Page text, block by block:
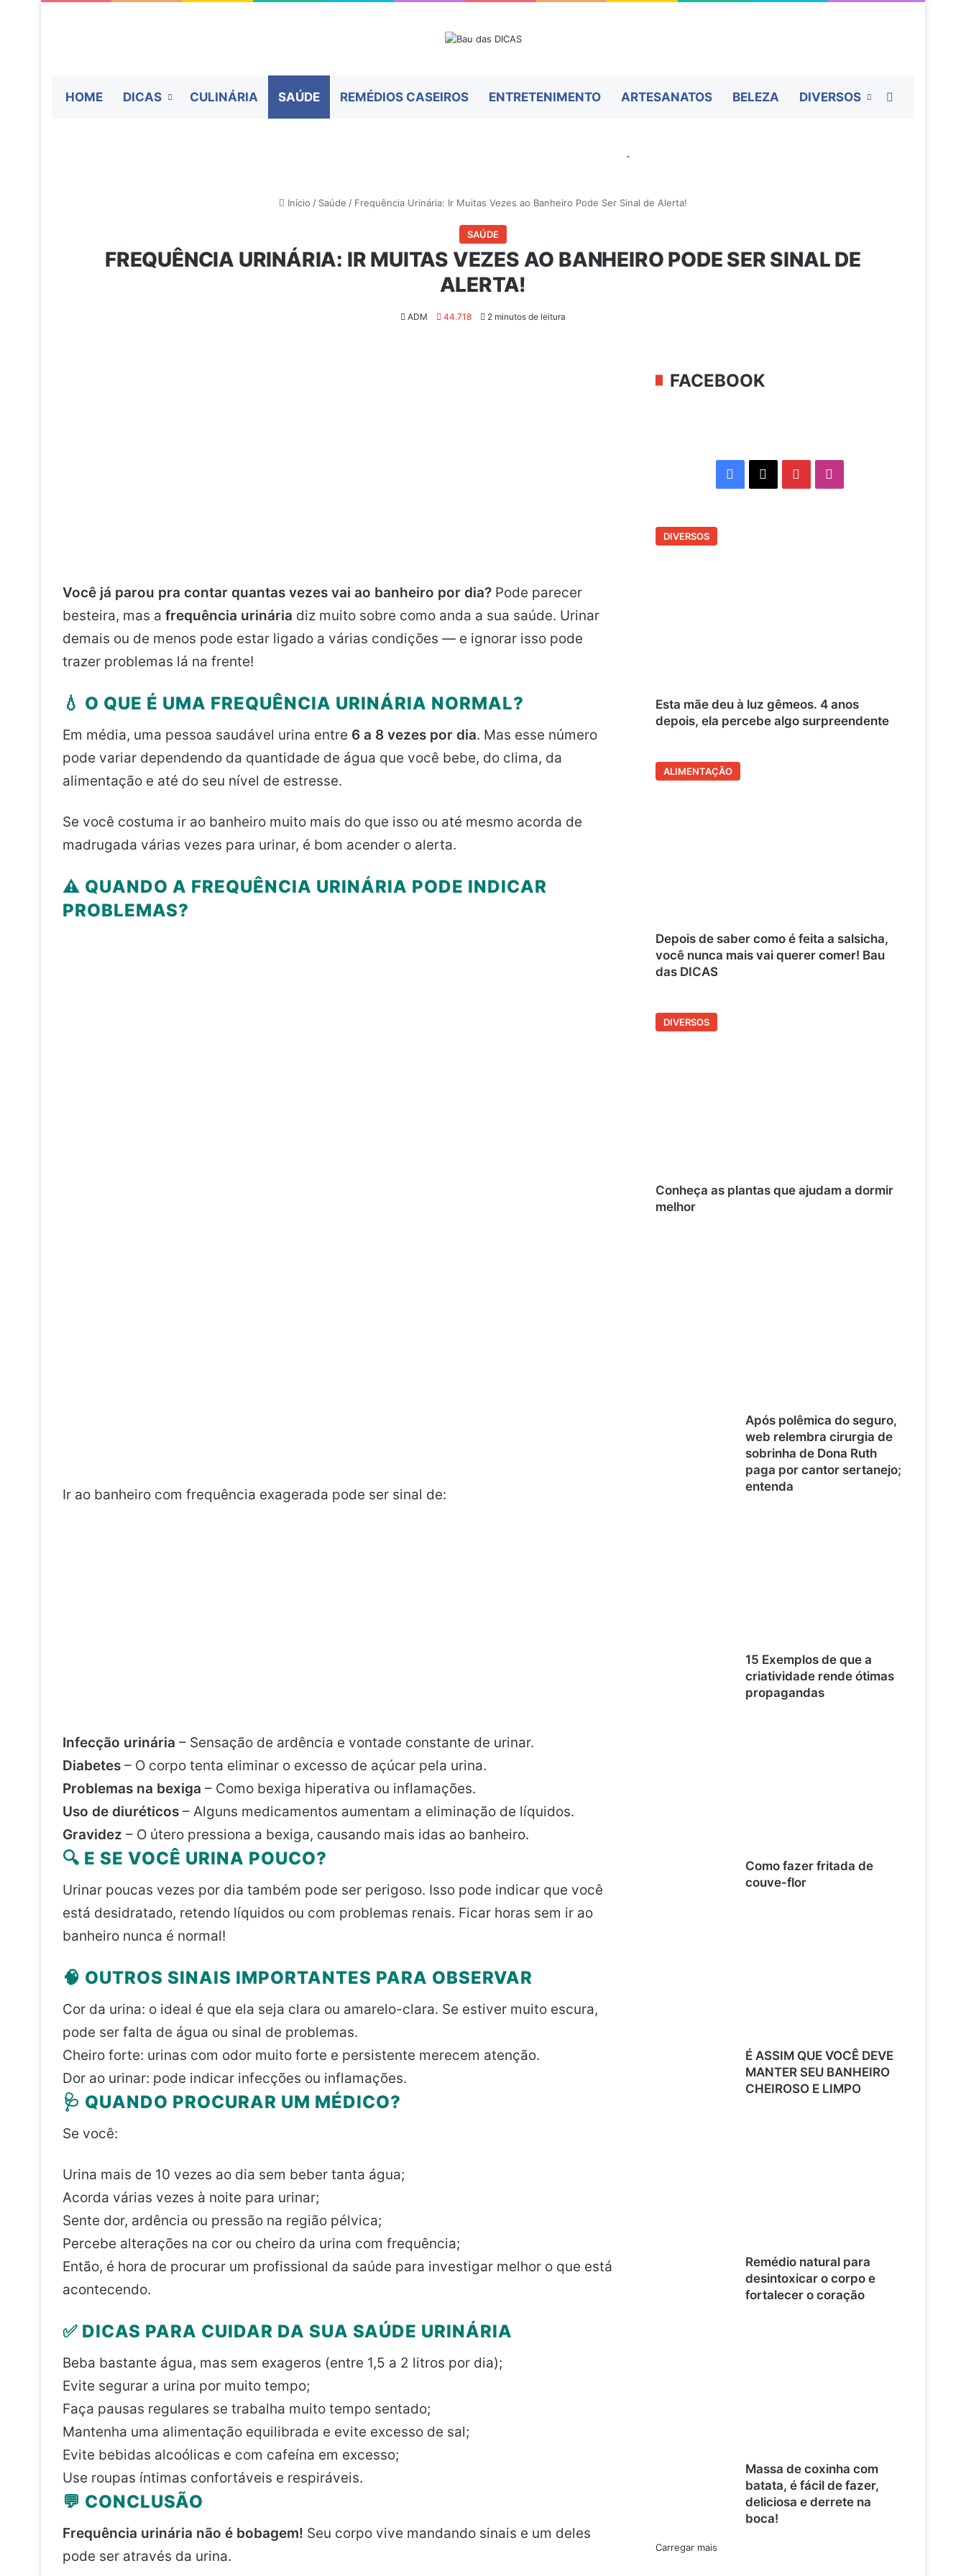
HOME DICAS CULINÁRIA SAÚDE REMÉDIOS CASEIROS ENTRETENIMENTO ARTESANATOS BELEZA DIVERSOS
-
Início / Saúde / Frequência Urinária: Ir Muitas Vezes ao Banheiro Pode Ser Sinal de Alerta!
SAÚDE
FREQUÊNCIA URINÁRIA: IR MUITAS VEZES AO BANHEIRO PODE SER SINAL DE
ALERTA!
ADM 44.718 2 minutos de leitura
Você já parou pra contar quantas vezes vai ao banheiro por dia? Pode parecer
besteira, mas a frequência urinária diz muito sobre como anda a sua saúde. Urinar
demais ou de menos pode estar ligado a várias condições — e ignorar isso pode
trazer problemas lá na frente!
💧 O QUE É UMA FREQUÊNCIA URINÁRIA NORMAL?
Em média, uma pessoa saudável urina entre 6 a 8 vezes por dia. Mas esse número
pode variar dependendo da quantidade de água que você bebe, do clima, da
alimentação e até do seu nível de estresse.
Se você costuma ir ao banheiro muito mais do que isso ou até mesmo acorda de
madrugada várias vezes para urinar, é bom acender o alerta.
⚠️ QUANDO A FREQUÊNCIA URINÁRIA PODE INDICAR
PROBLEMAS?
Ir ao banheiro com frequência exagerada pode ser sinal de:
Infecção urinária – Sensação de ardência e vontade constante de urinar.
Diabetes – O corpo tenta eliminar o excesso de açúcar pela urina.
Problemas na bexiga – Como bexiga hiperativa ou inflamações.
Uso de diuréticos – Alguns medicamentos aumentam a eliminação de líquidos.
Gravidez – O útero pressiona a bexiga, causando mais idas ao banheiro.
🔍 E SE VOCÊ URINA POUCO?
Urinar poucas vezes por dia também pode ser perigoso. Isso pode indicar que você
está desidratado, retendo líquidos ou com problemas renais. Ficar horas sem ir ao
banheiro nunca é normal!
🧠 OUTROS SINAIS IMPORTANTES PARA OBSERVAR
Cor da urina: o ideal é que ela seja clara ou amarelo-clara. Se estiver muito escura,
pode ser falta de água ou sinal de problemas.
Cheiro forte: urinas com odor muito forte e persistente merecem atenção.
Dor ao urinar: pode indicar infecções ou inflamações.
🩺 QUANDO PROCURAR UM MÉDICO?
Se você:
Urina mais de 10 vezes ao dia sem beber tanta água;
Acorda várias vezes à noite para urinar;
Sente dor, ardência ou pressão na região pélvica;
Percebe alterações na cor ou cheiro da urina com frequência;
Então, é hora de procurar um profissional da saúde para investigar melhor o que está
acontecendo.
✅ DICAS PARA CUIDAR DA SUA SAÚDE URINÁRIA
Beba bastante água, mas sem exageros (entre 1,5 a 2 litros por dia);
Evite segurar a urina por muito tempo;
Faça pausas regulares se trabalha muito tempo sentado;
Mantenha uma alimentação equilibrada e evite excesso de sal;
Evite bebidas alcoólicas e com cafeína em excesso;
Use roupas íntimas confortáveis e respiráveis.
💬 CONCLUSÃO
Frequência urinária não é bobagem! Seu corpo vive mandando sinais e um deles
pode ser através da urina.
FACEBOOK
Facebook Pinterest
DIVERSOS
Esta mãe deu à luz gêmeos. 4 anos
depois, ela percebe algo surpreendente
ALIMENTAÇÃO
Depois de saber como é feita a salsicha,
você nunca mais vai querer comer! Bau
das DICAS
DIVERSOS
Conheça as plantas que ajudam a dormir
melhor
Após polêmica do seguro,
web relembra cirurgia de
sobrinha de Dona Ruth
paga por cantor sertanejo;
entenda
15 Exemplos de que a
criatividade rende ótimas
propagandas
Como fazer fritada de
couve-flor
É ASSIM QUE VOCÊ DEVE
MANTER SEU BANHEIRO
CHEIROSO E LIMPO
Remédio natural para
desintoxicar o corpo e
fortalecer o coração
Massa de coxinha com
batata, é fácil de fazer,
deliciosa e derrete na
boca!
Carregar mais